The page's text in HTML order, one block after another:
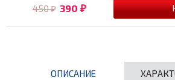
450₽ 390 ₽
ОПИСАНИЕ